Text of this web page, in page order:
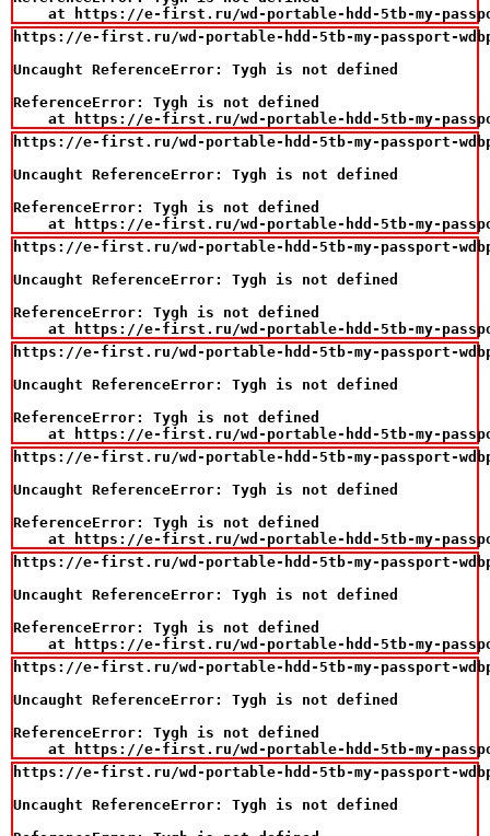
at https://e-first.ru/wd-portable-hdd-5tb-my-
https://e-first.ru/wd-portable-hdd-5tb-my-passport-
Uncaught ReferenceError: Tygh is not defined
ReferenceError: Tygh is not defined
at https://e-first.ru/wd-portable-hdd-5tb-my-
https://e-first.ru/wd-portable-hdd-5tb-my-passport-
Uncaught ReferenceError: Tygh is not defined
ReferenceError: Tygh is not defined
at https://e-first.ru/wd-portable-hdd-5tb-my-
https://e-first.ru/wd-portable-hdd-5tb-my-passport-
Uncaught ReferenceError: Tygh is not defined
ReferenceError: Tygh is not defined
at https://e-first.ru/wd-portable-hdd-5tb-my-
https://e-first.ru/wd-portable-hdd-5tb-my-passport-
Uncaught ReferenceError: Tygh is not defined
ReferenceError: Tygh is not defined
at https://e-first.ru/wd-portable-hdd-5tb-my-
https://e-first.ru/wd-portable-hdd-5tb-my-passport-
Uncaught ReferenceError: Tygh is not defined
ReferenceError: Tygh is not defined
at https://e-first.ru/wd-portable-hdd-5tb-my-
https://e-first.ru/wd-portable-hdd-5tb-my-passport-
Uncaught ReferenceError: Tygh is not defined
ReferenceError: Tygh is not defined
at https://e-first.ru/wd-portable-hdd-5tb-my-
https://e-first.ru/wd-portable-hdd-5tb-my-passport-
Uncaught ReferenceError: Tygh is not defined
ReferenceError: Tygh is not defined
at https://e-first.ru/wd-portable-hdd-5tb-my-
https://e-first.ru/wd-portable-hdd-5tb-my-passport-
Uncaught ReferenceError: Tygh is not defined